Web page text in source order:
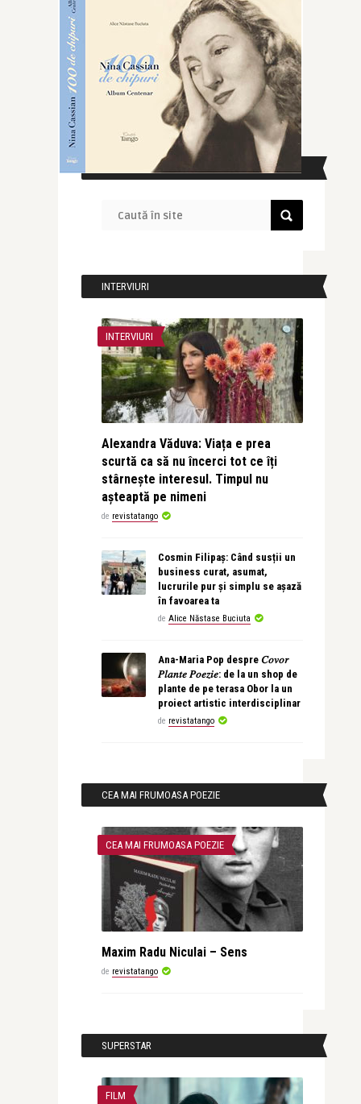
CAUTĂ ÎN SITE
INTERVIURI
INTERVIURI
Alexandra Văduva: Viața e prea
scurtă ca să nu încerci tot ce îți
stârnește interesul. Timpul nu
așteaptă pe nimeni
de revistatango
Cosmin Filipaș: Când susții un
business curat, asumat,
lucrurile pur și simplu se așază
în favoarea ta
de Alice Năstase Buciuta
Ana-Maria Pop despre 𝐶𝑜𝑣𝑜𝑟
𝑃𝑙𝑎𝑛𝑡𝑒 𝑃𝑜𝑒𝑧𝑖𝑒: de la un shop de
plante de pe terasa Obor la un
proiect artistic interdisciplinar
de revistatango
CEA MAI FRUMOASA POEZIE
CEA MAI FRUMOASA POEZIE
Maxim Radu Niculai – Sens
de revistatango
SUPERSTAR
FILM